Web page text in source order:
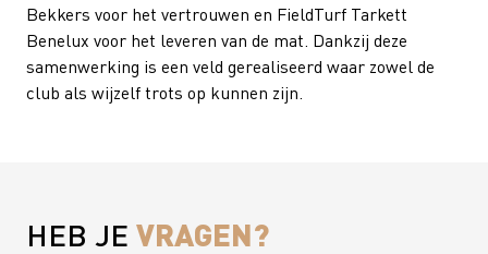
Bekkers voor het vertrouwen en FieldTurf Tarkett
Benelux voor het leveren van de mat. Dankzij deze
samenwerking is een veld gerealiseerd waar zowel de
club als wijzelf trots op kunnen zijn.
HEB JE VRAGEN?